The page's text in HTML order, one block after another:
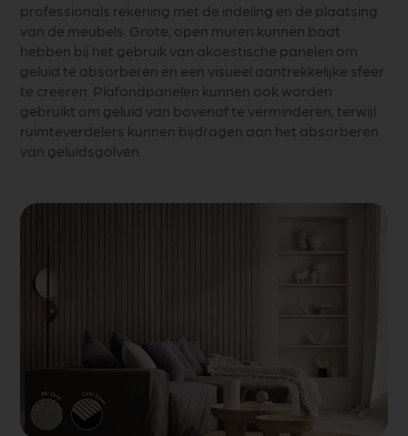
professionals rekening met de indeling en de plaatsing
van de meubels. Grote, open muren kunnen baat
hebben bij het gebruik van akoestische panelen om
geluid te absorberen en een visueel aantrekkelijke sfeer
te creëren. Plafondpanelen kunnen ook worden
gebruikt om geluid van bovenaf te verminderen, terwijl
ruimteverdelers kunnen bijdragen aan het absorberen
van geluidsgolven.